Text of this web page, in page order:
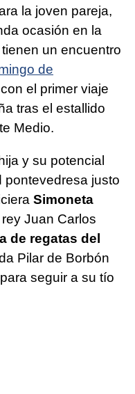
la joven pareja,
ocasión en la
un encuentro
de
el primer viaje
tras el estallido
Medio.
y su potencial
pontevedresa justo
Simoneta
Juan Carlos
de regatas del
Pilar de Borbón
seguir a su tío